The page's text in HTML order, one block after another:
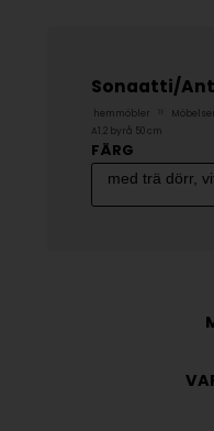
Sonaatti/
hemmöbler
A1.2 byrå 50 cm
FÄRG